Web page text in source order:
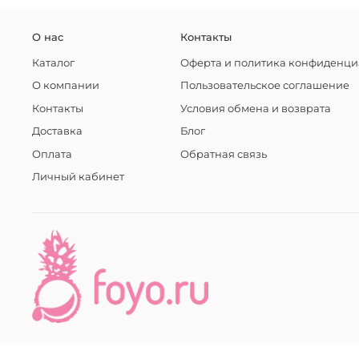
О нас
Каталог
О компании
Контакты
Доставка
Оплата
Личный кабинет
Контакты
Оферта и политика
Пользовательское соглашение
Условия обмена и возврата
Блог
Обратная связь